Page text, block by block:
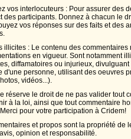
vos interlocuteurs : Pour assurer des
des participants. Donnez à chacun le
vos réponses sur des faits et des
illicites : Le contenu des
en vigueur. Sont notamment
diffamatoires ou injurieux,
d'une personne, utilisant des oeuvres
vidéos...).
réserve le droit de ne pas valider tout
à la loi, ainsi que tout commentaire
pour votre participation à Cridem!
et propos sont la propriété de
opinion et responsabilité.